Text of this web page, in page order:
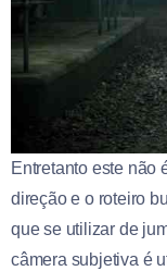
Entretanto este não
direção e o roteiro
que se utilizar de
câmera subjetiva é